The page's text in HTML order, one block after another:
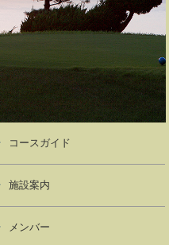
コースガイド
施設案内
メンバー